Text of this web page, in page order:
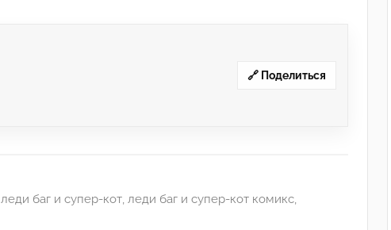
🔗 Поделиться
леди баг и супер-кот, леди баг и супер-кот комикс,